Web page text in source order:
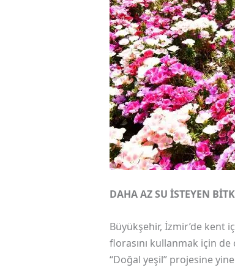
DAHA AZ SU İSTEYEN
Büyükşehir, İzmir’de kent
florasını kullanmak için de
“Doğal yeşil” projesine